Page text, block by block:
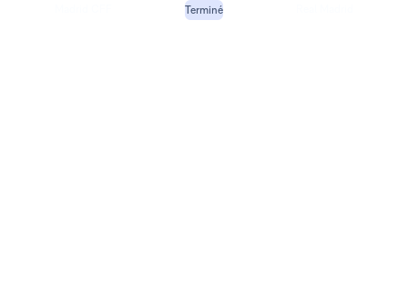
Terminé